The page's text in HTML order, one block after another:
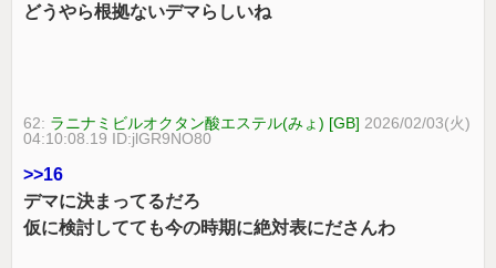
どうやら根拠ないデマらしいね
62: ラニナミビルオクタン酸エステル(みょ) [GB] 2026/02/03(火)
04:10:08.19 ID:jlGR9NO80
>>16
デマに決まってるだろ
仮に検討してても今の時期に絶対表にださんわ